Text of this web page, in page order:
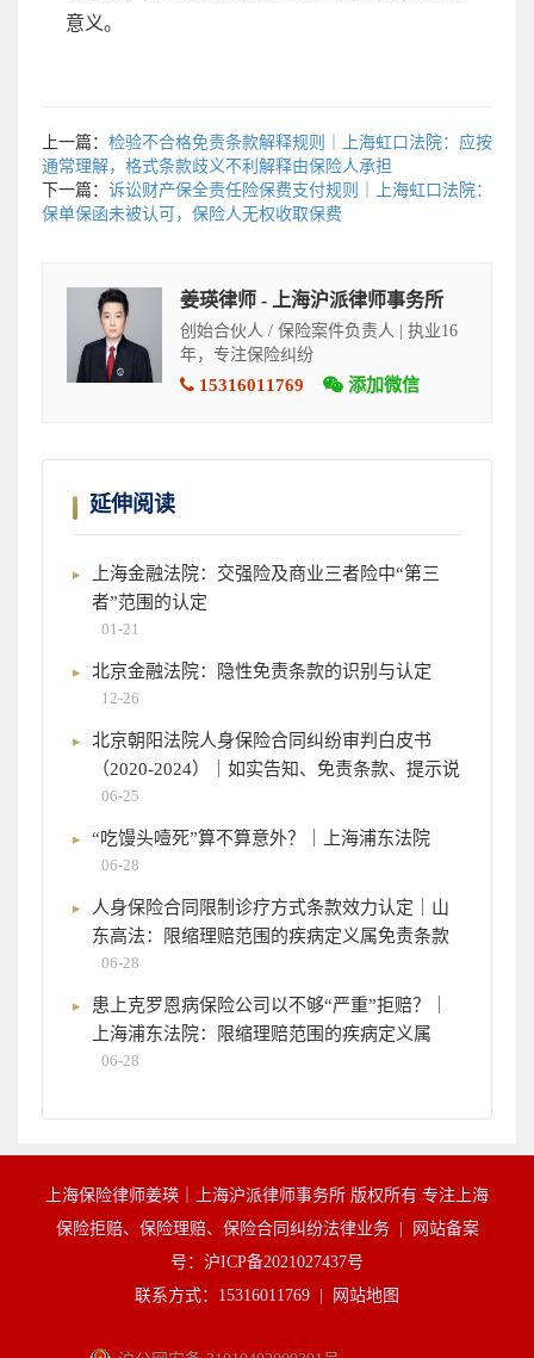
意义。
上一篇： 检验不合格免责条款解释规则｜上海虹口法院：应按
通常理解，格式条款歧义不利解释由保险人承担
下一篇： 诉讼财产保全责任险保费支付规则｜上海虹口法院：
保单保函未被认可，保险人无权收取保费
姜瑛律师 - 上海沪派律师事务所
创始合伙人 / 保险案件负责人 | 执业16
年，专注保险纠纷
15316011769 添加微信
延伸阅读
上海金融法院：交强险及商业三者险中“第三
者”范围的认定
01-21
北京金融法院：隐性免责条款的识别与认定
12-26
北京朝阳法院人身保险合同纠纷审判白皮书
（2020-2024）｜如实告知、免责条款、提示说
06-25
“吃馒头噎死”算不算意外？｜上海浦东法院
06-28
人身保险合同限制诊疗方式条款效力认定｜山
东高法：限缩理赔范围的疾病定义属免责条款
06-28
患上克罗恩病保险公司以不够“严重”拒赔？｜
上海浦东法院：限缩理赔范围的疾病定义属
06-28
上海保险律师姜瑛｜上海沪派律师事务所 版权所有 专注上海
保险拒赔、保险理赔、保险合同纠纷法律业务 |
网站备案
号：沪ICP备2021027437号
联系方式：15316011769 |
网站地图